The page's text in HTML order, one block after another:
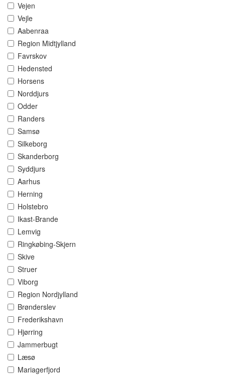
Vejen
Vejle
Aabenraa
Region Midtjylland
Favrskov
Hedensted
Horsens
Norddjurs
Odder
Randers
Samsø
Silkeborg
Skanderborg
Syddjurs
Aarhus
Herning
Holstebro
Ikast-Brande
Lemvig
Ringkøbing-Skjern
Skive
Struer
Viborg
Region Nordjylland
Brønderslev
Frederikshavn
Hjørring
Jammerbugt
Læsø
Mariagerfjord